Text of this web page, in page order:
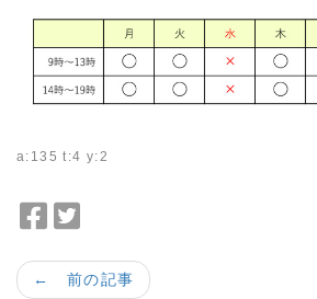
a:135 t:4 y:2
c
e
i
t
← 前の記事